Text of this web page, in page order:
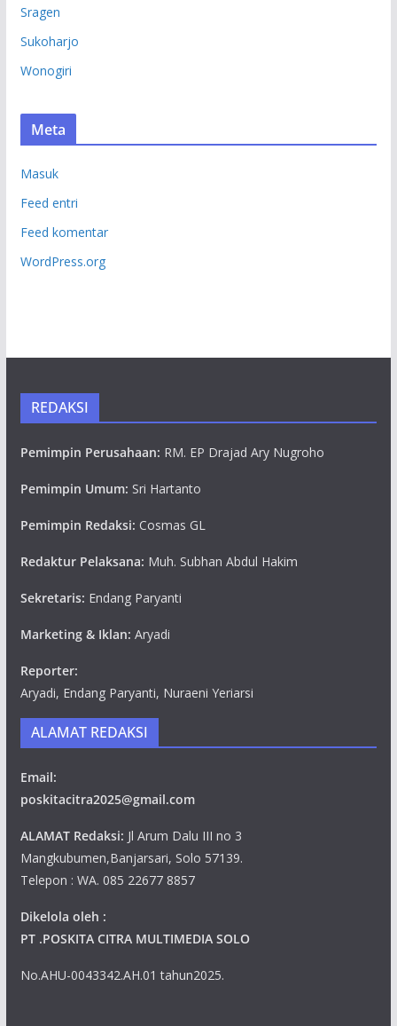
Sragen
Sukoharjo
Wonogiri
Meta
Masuk
Feed entri
Feed komentar
WordPress.org
REDAKSI
Pemimpin Perusahaan: RM. EP Drajad Ary Nugroho
Pemimpin Umum: Sri Hartanto
Pemimpin Redaksi: Cosmas GL
Redaktur Pelaksana: Muh. Subhan Abdul Hakim
Sekretaris: Endang Paryanti
Marketing & Iklan: Aryadi
Reporter:
Aryadi, Endang Paryanti, Nuraeni Yeriarsi
ALAMAT REDAKSI
Email:
poskitacitra2025@gmail.com
ALAMAT Redaksi: Jl Arum Dalu III no 3
Mangkubumen,Banjarsari, Solo 57139.
Telepon : WA. 085 22677 8857
Dikelola oleh :
PT .POSKITA CITRA MULTIMEDIA SOLO
No.AHU-0043342.AH.01 tahun2025.